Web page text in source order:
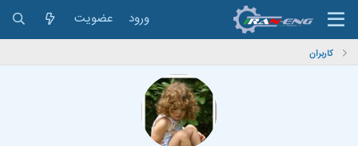
ورود عضویت
کاربران